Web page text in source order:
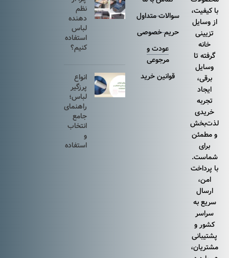
با کیفیت،
از وسایل
تزیینی
خانه
گرفته تا
وسایل
برقی،
ایجاد
تجربه
خریدی
لذت‌بخش
و مطمئن
برای
شماست.
با پرداخت
امن،
ارسال
سریع به
سراسر
کشور و
پشتیبانی
مشتریان،
سوالات متداول
حریم خصوصی
عودت و
مرجوعی
قوانین خرید
نظم
دهنده
لباس
استفاده
کنیم؟
انواع
پرزگیر
لباس؛
راهنمای
جامع
انتخاب
و
استفاده